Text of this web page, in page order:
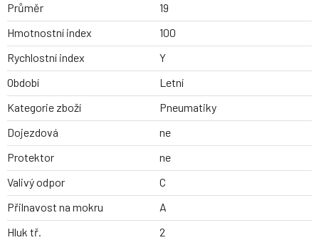
Průměr
19
Hmotnostní index
100
Rychlostní index
Y
Období
Letní
Kategorie zboží
Pneumatiky
Dojezdová
ne
Protektor
ne
Valivý odpor
C
Přilnavost na mokru
A
Hluk tř.
2